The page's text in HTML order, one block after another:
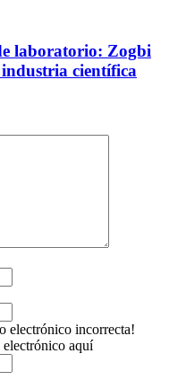
laboratorio: Zogbi
industria científica
electrónico incorrecta!
aquí